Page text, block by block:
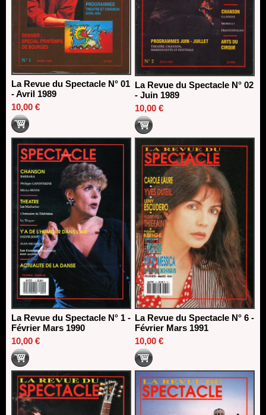
La Revue du Spectacle N° 01
- Avril 1989
10,00 €
La Revue du Spectacle N° 02
- Juin 1989
10,00 €
La Revue du Spectacle N° 1 -
Février Mars 1990
10,00 €
La Revue du Spectacle N° 6 -
Février Mars 1991
10,00 €